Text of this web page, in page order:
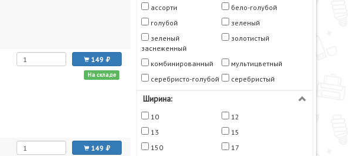
ассорти
бело-голубой
голубой
зеленый
зеленый
заснеженный
золотистый
комбинированный
мультицветный
серебристо-голубой
серебристый
Ширина:
10
12
13
15
150
17
149
На складе
149